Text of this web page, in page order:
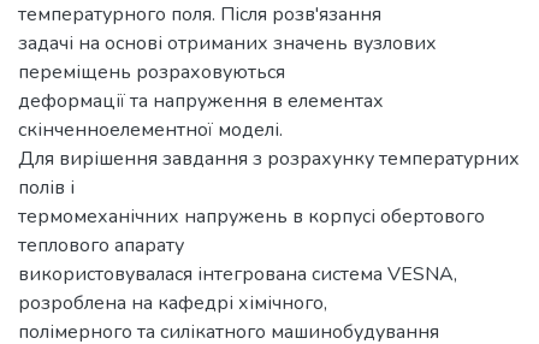
температурного поля. Після розв'язання
задачі на основі отриманих значень вузлових
переміщень розраховуються
деформації та напруження в елементах
скінченноелементної моделі.
Для вирішення завдання з розрахунку температурних
полів і
термомеханічних напружень в корпусі обертового
теплового апарату
використовувалася інтегрована система VESNA,
розроблена на кафедрі хімічного,
полімерного та силікатного машинобудування